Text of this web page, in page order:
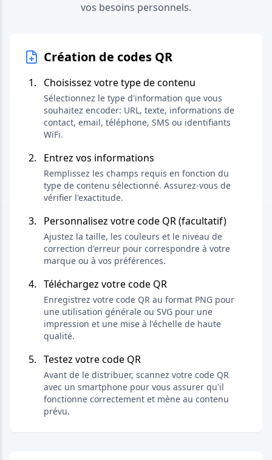
vos besoins personnels.
Création de codes QR
Choisissez votre type de contenu
Sélectionnez le type d'information que vous
souhaitez encoder: URL, texte, informations de
contact, email, téléphone, SMS ou identifiants
WiFi.
Entrez vos informations
Remplissez les champs requis en fonction du
type de contenu sélectionné. Assurez-vous de
vérifier l'exactitude.
Personnalisez votre code QR (facultatif)
Ajustez la taille, les couleurs et le niveau de
correction d'erreur pour correspondre à votre
marque ou à vos préférences.
Téléchargez votre code QR
Enregistrez votre code QR au format PNG pour
une utilisation générale ou SVG pour une
impression et une mise à l'échelle de haute
qualité.
Testez votre code QR
Avant de le distribuer, scannez votre code QR
avec un smartphone pour vous assurer qu'il
fonctionne correctement et mène au contenu
prévu.